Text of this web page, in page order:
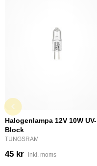
Halogenlampa 12V 10W UV-
Block
TUNGSRAM
45 kr inkl. moms